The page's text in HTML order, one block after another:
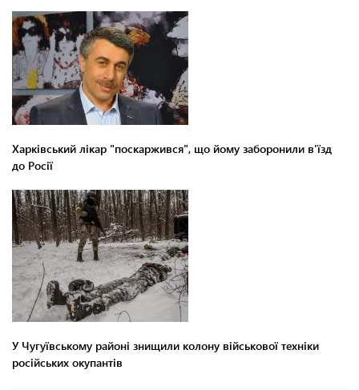
Харківський лікар "поскаржився", що йому заборонили в'їзд
до Росії
У Чугуївському районі знищили колону військової техніки
російських окупантів